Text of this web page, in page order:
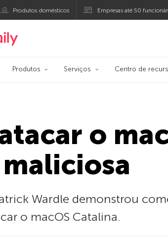
Produtos domésticos Empresas até 50
da Kaspersky
Produtos Serviços Centro de
o
Wardle demonstrou
o macOS Catalina.